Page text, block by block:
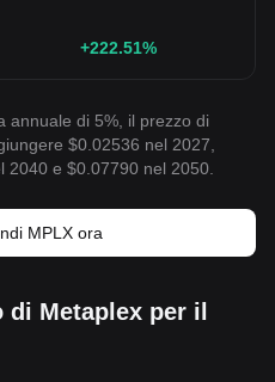
+222.51%
annuale di 5%, il prezzo di
$0.02536 nel 2027,
e $0.07790 nel 2050.
MPLX ora
Metaplex per il